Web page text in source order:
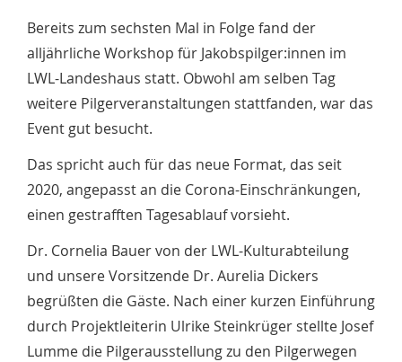
Bereits zum sechsten Mal in Folge fand der
alljährliche Workshop für Jakobspilger:innen im
LWL-Landeshaus statt. Obwohl am selben Tag
weitere Pilgerveranstaltungen stattfanden, war das
Event gut besucht.
Das spricht auch für das neue Format, das seit
2020, angepasst an die Corona-Einschränkungen,
einen gestrafften Tagesablauf vorsieht.
Dr. Cornelia Bauer von der LWL-Kulturabteilung
und unsere Vorsitzende Dr. Aurelia Dickers
begrüßten die Gäste. Nach einer kurzen Einführung
durch Projektleiterin Ulrike Steinkrüger stellte Josef
Lumme die Pilgerausstellung zu den Pilgerwegen